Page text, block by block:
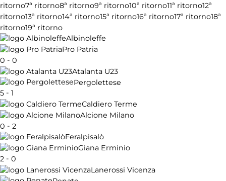
ritorno7ª ritorno8ª ritorno9ª ritorno10ª ritorno11ª ritorno12ª
ritorno13ª ritorno14ª ritorno15ª ritorno16ª ritorno17ª ritorno18ª
ritorno19ª ritorno
Albinoleffe
Pro Patria
0 - 0
Atalanta U23
Pergolettese
5 - 1
Caldiero Terme
Alcione Milano
0 - 2
Feralpisalò
Giana Erminio
2 - 0
Lanerossi Vicenza